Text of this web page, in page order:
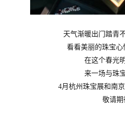
天气渐暖出门踏青
看看美丽的珠宝
在这个春光
来一场与珠
4月杭州珠宝展和南
敬请期